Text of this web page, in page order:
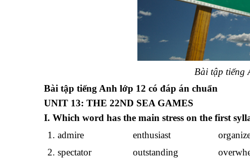
Bài tập tiếng
Bài tập tiếng Anh lớp 12 có đáp án chuẩn
UNIT 13: THE 22ND SEA GAMES
I. Which word has the main stress on the first
1. admire
enthusiast
2. spectator
outstanding